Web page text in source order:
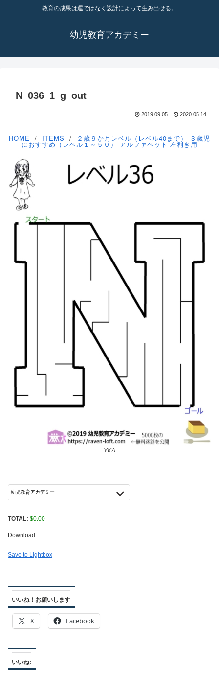
教育の成果は運ではなく設計によって生み出せる。
幼児教育アカデミー
N_036_1_g_out
2019.09.05 2020.05.14
HOME ITEMS ２歳９か月レベル（レベル40まで） ３歳児
におすすめ（レベル１～５０） アルファベット 左利き用
YKA
TOTAL: $0.00
Download
Save to Lightbox
いいね！お願いします
X Facebook
いいね: